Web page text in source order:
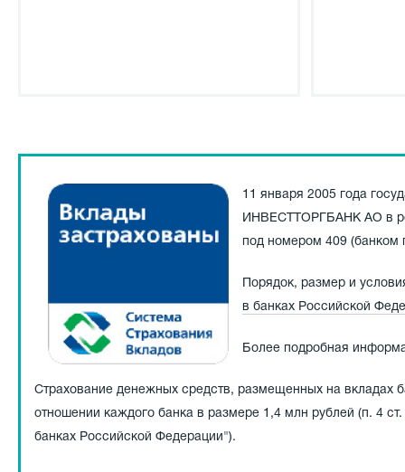
11 января 2005 года
ИНВЕСТТОРГБАНК АО в
под номером 409 (банком
Порядок, размер и
в банках Российской
Более подробная
Страхование денежных средств, размещенных на вкладах
отношении каждого банка в размере 1,4 млн рублей (п. 4
банках Российской Федерации").